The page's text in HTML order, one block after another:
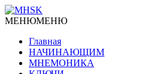
МЕНЮМЕНЮ
Главная
НАЧИНАЮЩИМ
МНЕМОНИКА